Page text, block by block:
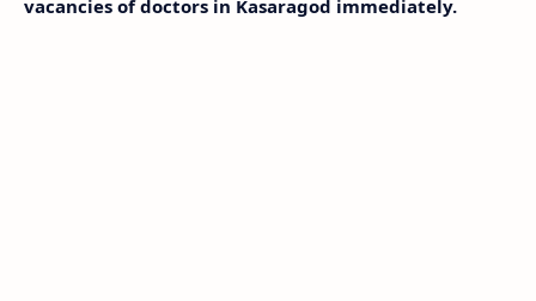
vacancies of doctors in Kasaragod immediately.